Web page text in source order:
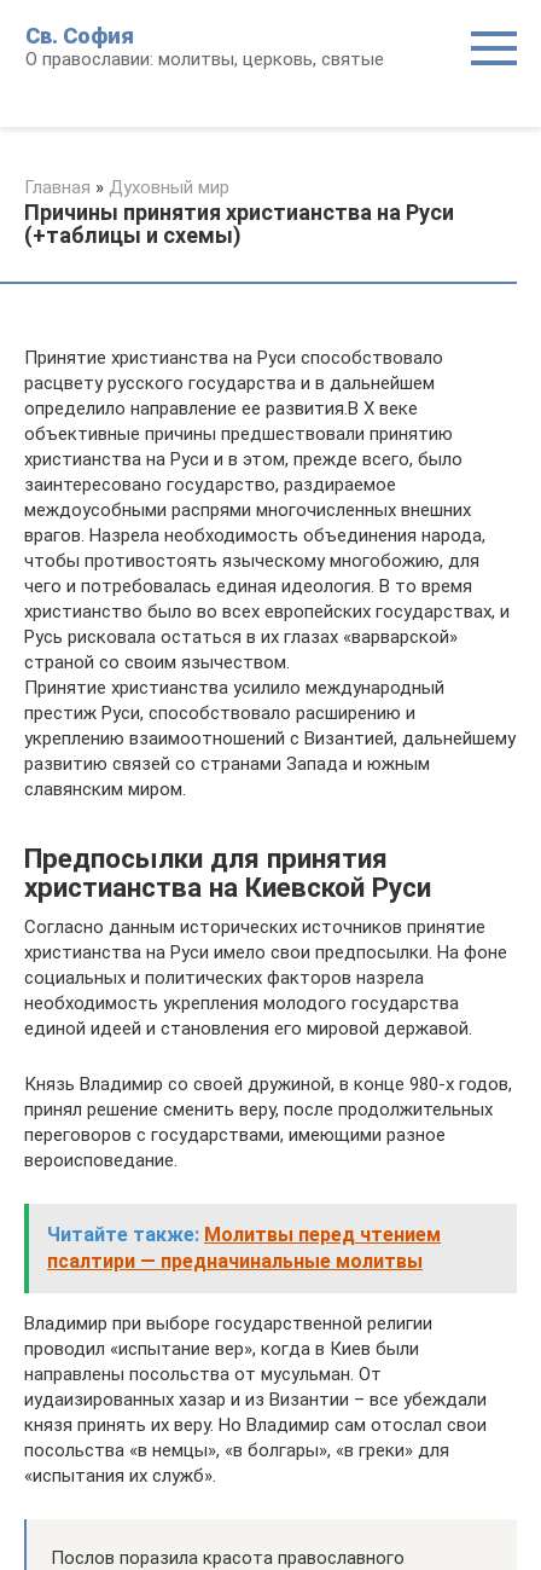
контенту
Св. София
О православии: молитвы, церковь, святые
Главная » Духовный мир
Причины принятия христианства на Руси
(+таблицы и схемы)
Принятие христианства на Руси способствовало
расцвету русского государства и в дальнейшем
определило направление ее развития.В Х веке
объективные причины предшествовали принятию
христианства на Руси и в этом, прежде всего, было
заинтересовано государство, раздираемое
междоусобными распрями многочисленных внешних
врагов. Назрела необходимость объединения народа,
чтобы противостоять языческому многобожию, для
чего и потребовалась единая идеология. В то время
христианство было во всех европейских государствах, и
Русь рисковала остаться в их глазах «варварской»
страной со своим язычеством.
Принятие христианства усилило международный
престиж Руси, способствовало расширению и
укреплению взаимоотношений с Византией, дальнейшему
развитию связей со странами Запада и южным
славянским миром.
Предпосылки для принятия
христианства на Киевской Руси
Согласно данным исторических источников принятие
христианства на Руси имело свои предпосылки. На фоне
социальных и политических факторов назрела
необходимость укрепления молодого государства
единой идеей и становления его мировой державой.
Князь Владимир со своей дружиной, в конце 980-х годов,
принял решение сменить веру, после продолжительных
переговоров с государствами, имеющими разное
вероисповедание.
Читайте также: Молитвы перед чтением
псалтири — предначинальные молитвы
Владимир при выборе государственной религии
проводил «испытание вер», когда в Киев были
направлены посольства от мусульман. От
иудаизированных хазар и из Византии – все убеждали
князя принять их веру. Но Владимир сам отослал свои
посольства «в немцы», «в болгары», «в греки» для
«испытания их служб».
Послов поразила красота православного